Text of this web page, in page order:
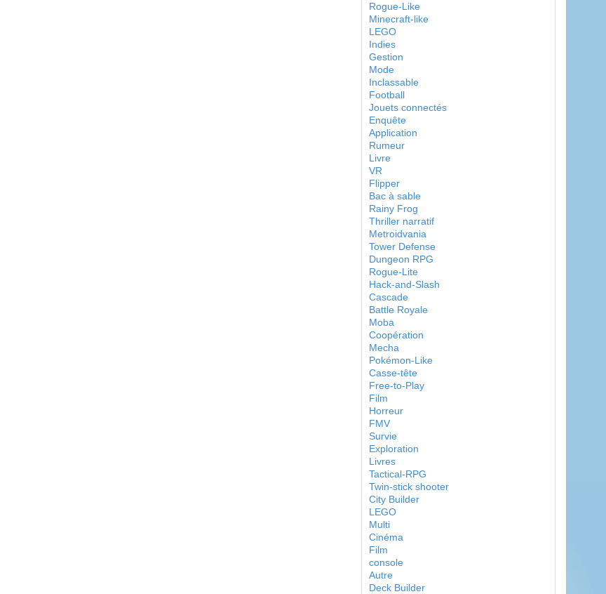
Rogue-Like
Minecraft-like
LEGO
Indies
Gestion
Mode
Inclassable
Football
Jouets connectés
Enquête
Application
Rumeur
Livre
VR
Flipper
Bac à sable
Rainy Frog
Thriller narratif
Metroidvania
Tower Defense
Dungeon RPG
Rogue-Lite
Hack-and-Slash
Cascade
Battle Royale
Moba
Coopération
Mecha
Pokémon-Like
Casse-tête
Free-to-Play
Film
Horreur
FMV
Survie
Exploration
Livres
Tactical-RPG
Twin-stick shooter
City Builder
LEGO
Multi
Cinéma
Film
console
Autre
Deck Builder